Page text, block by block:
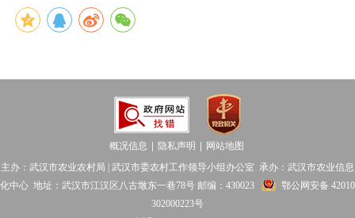
概况信息 隐私声明
网站地图
主办：武汉市农业农村局 | 武汉市委农村工作领导小组办公室 承办：武汉市农业信息
化中心 地址：武汉市江汉区八古墩东一巷78号 邮编：430023
鄂公网安备 42010
302000223号